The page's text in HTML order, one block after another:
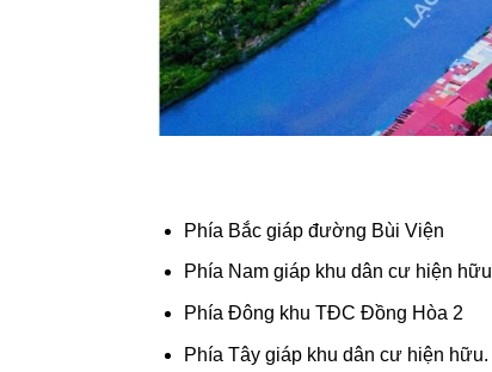
Phía Bắc giáp đường Bùi Viện
Phía Nam giáp khu dân cư hiện hữu
Phía Đông khu TĐC Đồng Hòa 2
Phía Tây giáp khu dân cư hiện hữu.